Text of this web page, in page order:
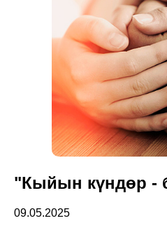
"Кыйын күндөр -
09.05.2025